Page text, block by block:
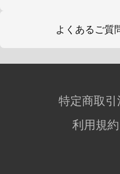
よくあるご質
特定商取
利用規約